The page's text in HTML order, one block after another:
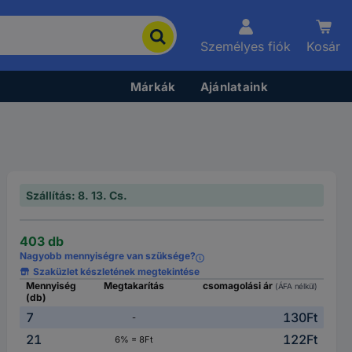
Személyes fiók Kosár
Márkák Ajánlataink
Szállítás: 8. 13. Cs.
403 db
Nagyobb mennyiségre van szüksége?
Szaküzlet készletének megtekintése
Mennyiség
(db)
Megtakarítás csomagolási ár (ÁFA nélkül)
7 -
130Ft
21
6% = 8Ft
122Ft